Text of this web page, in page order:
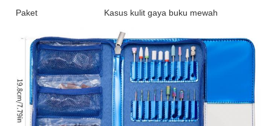
Paket Kasus kulit gaya buku mewah